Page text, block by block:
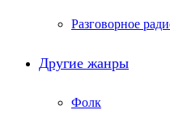
Разговорное
Другие жанры
Фолк